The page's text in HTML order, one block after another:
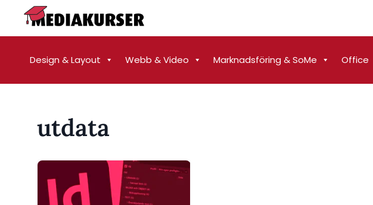
Design & Layout Webb & Video Marknadsföring & SoMe Office
utdata